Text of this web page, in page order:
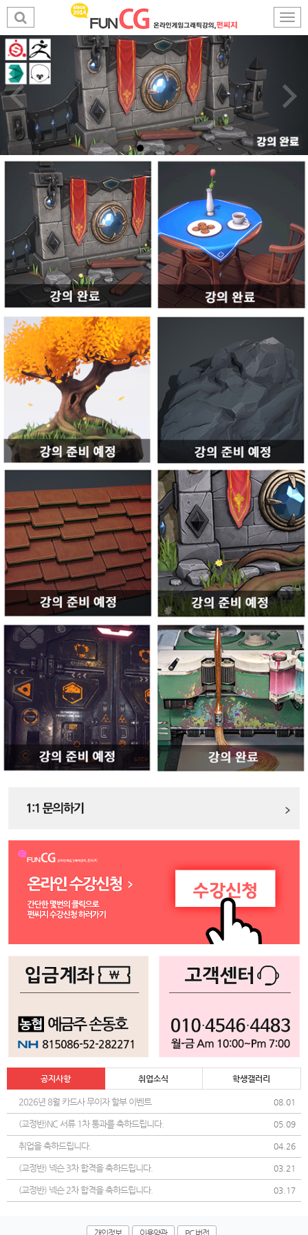
공지사항 취업소식 학생갤러리
2026년 8월 카드사 무이자 할부 이벤트 08.01
(교정반)NC 서류 1차 통과를 축하드립니다. 05.09
취업을 축하드립니다. 04.26
(교정반) 넥슨 3차 합격을 축하드립니다. 03.21
(교정반) 넥슨 2차 합격을 축하드립니다. 03.17
개인정보 이용약관 PC 버전